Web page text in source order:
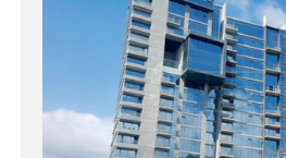
VER DETALLES